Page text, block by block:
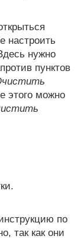
настроить
нужно
пунктов
этого можно
по
так как они